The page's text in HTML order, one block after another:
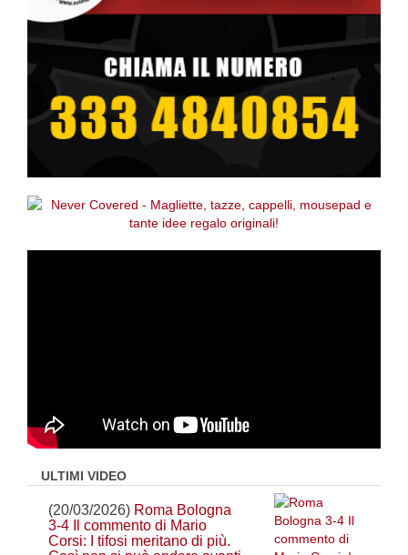
ULTIMI VIDEO
(20/03/2026) Roma Bologna
3-4 Il commento di Mario
Corsi: I tifosi meritano di più.